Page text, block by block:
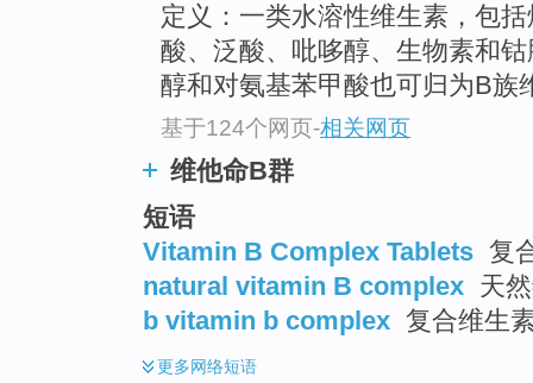
定义：一类水溶性维生素，包
酸、泛酸、吡哆醇、生物素和
醇和对氨基苯甲酸也可归为B族
基于124个网页-相关网页
维他命B群
短语
Vitamin B Complex Tablets 复
natural vitamin B complex 天
b vitamin b complex 复合维生
更多网络短语